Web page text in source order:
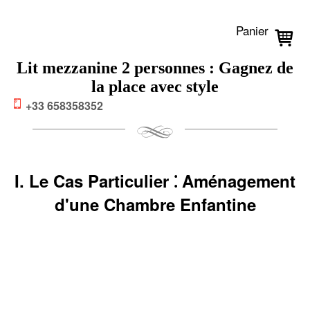
+33 658358352
Panier
Lit mezzanine 2 personnes : Gagnez de
la place avec style
I. Le Cas Particulier ⁚ Aménagement
d'une Chambre Enfantine